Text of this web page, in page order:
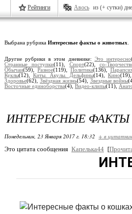
Рейтинги Авось из (+ сутки)
Выбрана рубрика Интересные факты о животных
Другие рубрики в этом дневнике: Это интересно
Странные поступки(11), Спорт(22), со-
Обычаи(59), Разное(119), Политика(136),
Куклы(12), Киты. Акулы. Дельфины(14), Кино(19),
Здоровье(62), Звёздная жизнь(54), Звездные войны
Восточные единоборства(4), Видео-клипы(11),
ИНТЕРЕСНЫЕ
Понедельник, 23 Января 2017 г. 18:32 + в цитатник
Это цитата сообщения Капелька44 [